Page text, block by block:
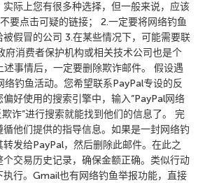
际上您有很多种选择，但一般来说，应该
要点击可疑的链接； 2.一定要将网络钓鱼
假冒的公司 3.在某些情况下，可能需要联
府消费者保护机构或相关技术公司也是个
述事情后，一定要删除欺诈邮件。 假设遇
络钓鱼活动。您希望联系PayPal专设的反
好使用的搜索引擎中，输入”PayPal网络
诈”进行搜索就能找到他们的信息了。 完
他们提供的指导信息。如果是一封网络钓
发给PayPal，然后删除此邮件。在此之
交易历史记录，确保金额正确。类似行动
行。Gmail也有网络钓鱼举报功能，直接